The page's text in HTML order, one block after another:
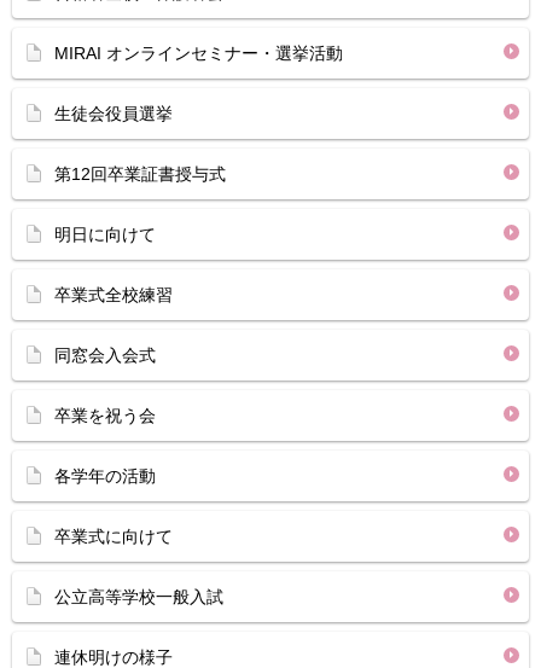
MIRAI オンラインセミナー・選挙活動
生徒会役員選挙
第12回卒業証書授与式
明日に向けて
卒業式全校練習
同窓会入会式
卒業を祝う会
各学年の活動
卒業式に向けて
公立高等学校一般入試
連休明けの様子